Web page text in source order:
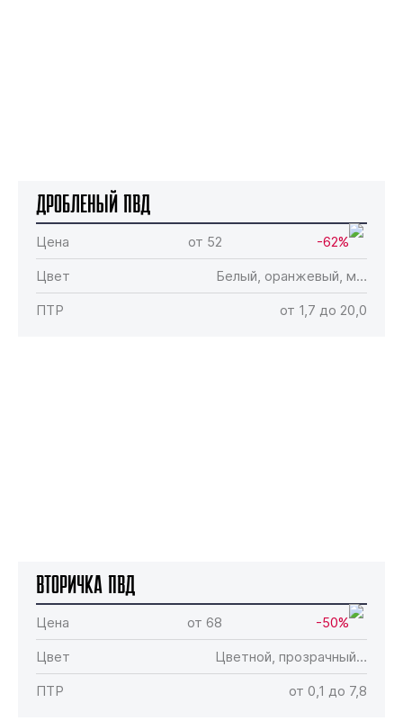
Дробленый ПВД
Цена от 52
-62%
Цвет
Белый, оранжевый, м…
ПТР
от 1,7 до 20,0
Вторичка ПВД
Цена от 68
-50%
Цвет
Цветной, прозрачный…
ПТР
от 0,1 до 7,8